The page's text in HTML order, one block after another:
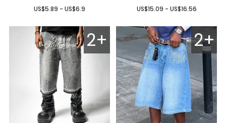
US$15.09 - US$16.56
US$5.89 - US$6.9
2+
2+